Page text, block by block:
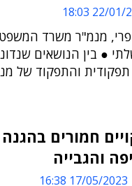
22/01/
מנמ"ר משרד
● בין הנושאים
תפקודית והתפקוד של
חמורים
והגבייה
17/05/2023 16:38